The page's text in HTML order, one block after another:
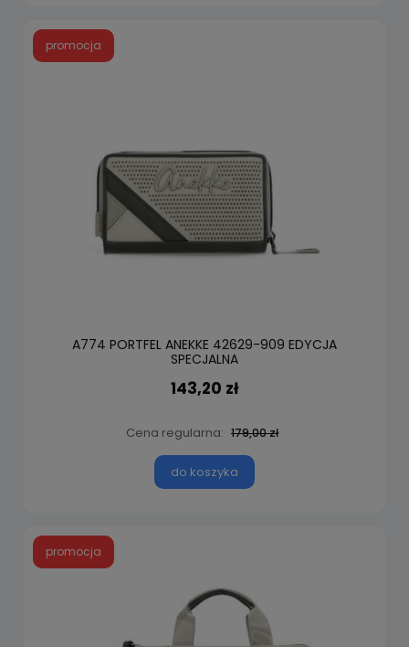
A774 PORTFEL ANEKKE 42629-909 EDYCJA
SPECJALNA
143,20 zł
Cena regularna: 179,00 zł
do koszyka
promocja
promocja